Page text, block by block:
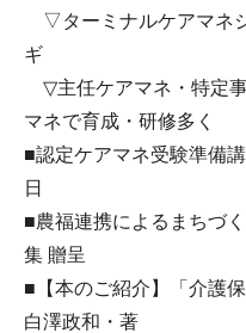
▽ターミナルケアマネ
ギ
▽主任ケアマネ・特定
マネで育成・研修多く
■認定ケアマネ受験準備
日
■農福連携によるまちづ
集 贈呈
■【本のご紹介】「介護
白澤政和・著